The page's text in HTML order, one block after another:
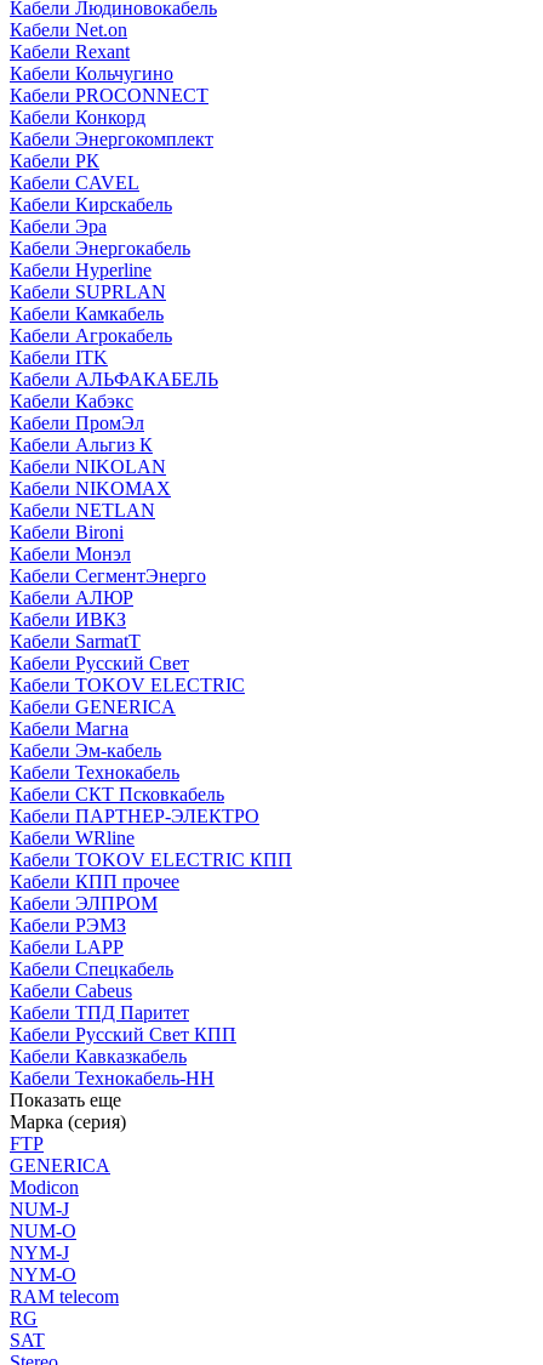
Кабели Людиновокабель
Кабели Net.on
Кабели Rexant
Кабели Кольчугино
Кабели PROCONNECT
Кабели Конкорд
Кабели Энергокомплект
Кабели РК
Кабели CAVEL
Кабели Кирскабель
Кабели Эра
Кабели Энергокабель
Кабели Hyperline
Кабели SUPRLAN
Кабели Камкабель
Кабели Агрокабель
Кабели ITK
Кабели АЛЬФАКАБЕЛЬ
Кабели Кабэкс
Кабели ПромЭл
Кабели Альгиз К
Кабели NIKOLAN
Кабели NIKOMAX
Кабели NETLAN
Кабели Bironi
Кабели Монэл
Кабели СегментЭнерго
Кабели АЛЮР
Кабели ИВКЗ
Кабели SarmatT
Кабели Русский Свет
Кабели TOKOV ELECTRIC
Кабели GENERICA
Кабели Магна
Кабели Эм-кабель
Кабели Технокабель
Кабели СКТ Псковкабель
Кабели ПАРТНЕР-ЭЛЕКТРО
Кабели WRline
Кабели TOKOV ELECTRIC КПП
Кабели КПП прочее
Кабели ЭЛПРОМ
Кабели РЭМЗ
Кабели LAPP
Кабели Спецкабель
Кабели Cabeus
Кабели ТПД Паритет
Кабели Русский Свет КПП
Кабели Кавказкабель
Кабели Технокабель-НН
Показать еще
Марка (серия)
FTP
GENERICA
Modicon
NUM-J
NUM-O
NYM-J
NYM-O
RAM telecom
RG
SAT